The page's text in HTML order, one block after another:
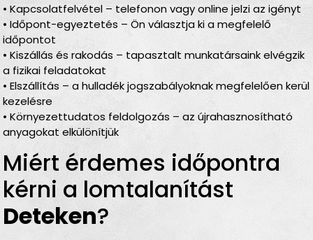
• Kapcsolatfelvétel – telefonon vagy online jelzi az igényt
• Időpont-egyeztetés – Ön választja ki a megfelelő
időpontot
• Kiszállás és rakodás – tapasztalt munkatársaink elvégzik
a fizikai feladatokat
• Elszállítás – a hulladék jogszabályoknak megfelelően kerül
kezelésre
• Környezettudatos feldolgozás – az újrahasznosítható
anyagokat elkülönítjük
Miért érdemes időpontra
kérni a lomtalanítást
Deteken?